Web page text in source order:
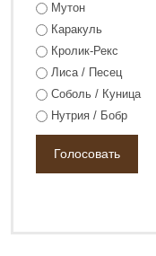
129 800 ₽
Мутон
Каракуль
Кролик-Рекс
Лиса / Песец
Соболь / Куница
Нутрия / Бобр